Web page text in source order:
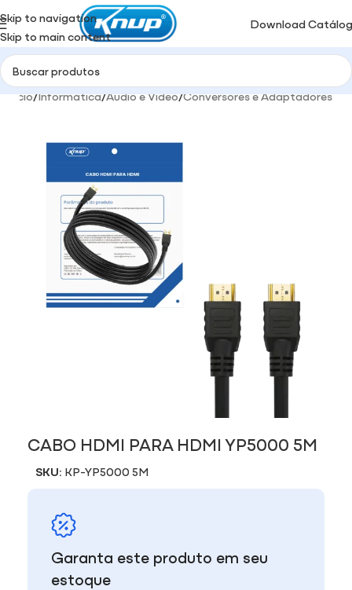
Skip to navigation
Skip to main content
Download
Início/Informática/Audio e Video/Conversores e Adaptadores
CABO HDMI PARA HDMI YP5000 5M
SKU: KP-YP5000 5M
Garanta este produto em seu
estoque